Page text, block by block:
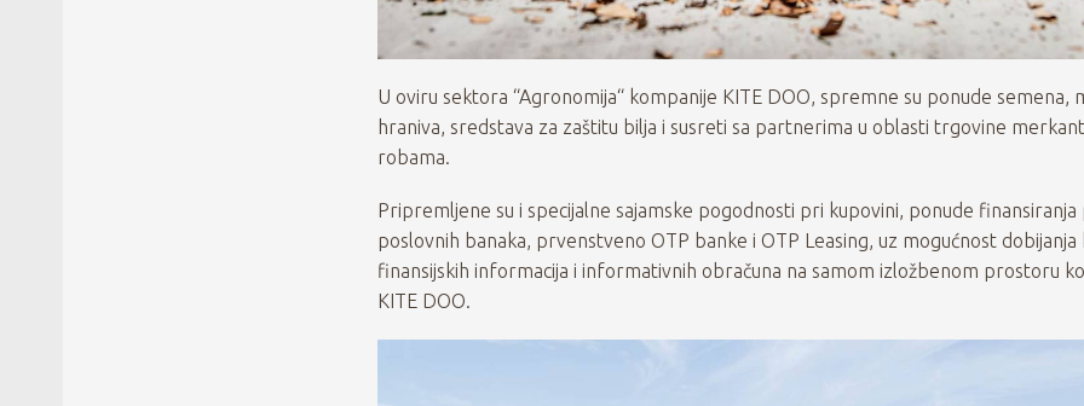
U oviru sektora “Agronomija“ kompanije KITE DOO, spremne su ponude semena,
hraniva, sredstava za zaštitu bilja i susreti sa partnerima u oblasti trgovine
robama.
Pripremljene su i specijalne sajamske pogodnosti pri kupovini, ponude
poslovnih banaka, prvenstveno OTP banke i OTP Leasing, uz mogućnost dobijanja
finansijskih informacija i informativnih obračuna na samom izložbenom prostoru
KITE DOO.